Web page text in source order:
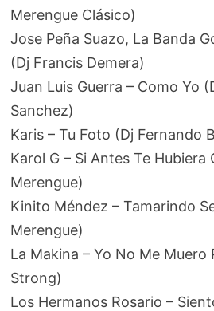
Merengue Clásico)
Jose Peña Suazo, La Banda
(Dj Francis Demera)
Juan Luis Guerra – Como Yo
Sanchez)
Karis – Tu Foto (Dj Fernando
Karol G – Si Antes Te Hubiera
Merengue)
Kinito Méndez – Tamarindo
Merengue)
La Makina – Yo No Me Muero
Strong)
Los Hermanos Rosario –